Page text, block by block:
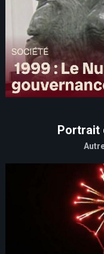
Portrait